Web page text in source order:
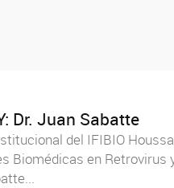
Dr. Juan Sabatte
del IFIBIO
en Retrovirus